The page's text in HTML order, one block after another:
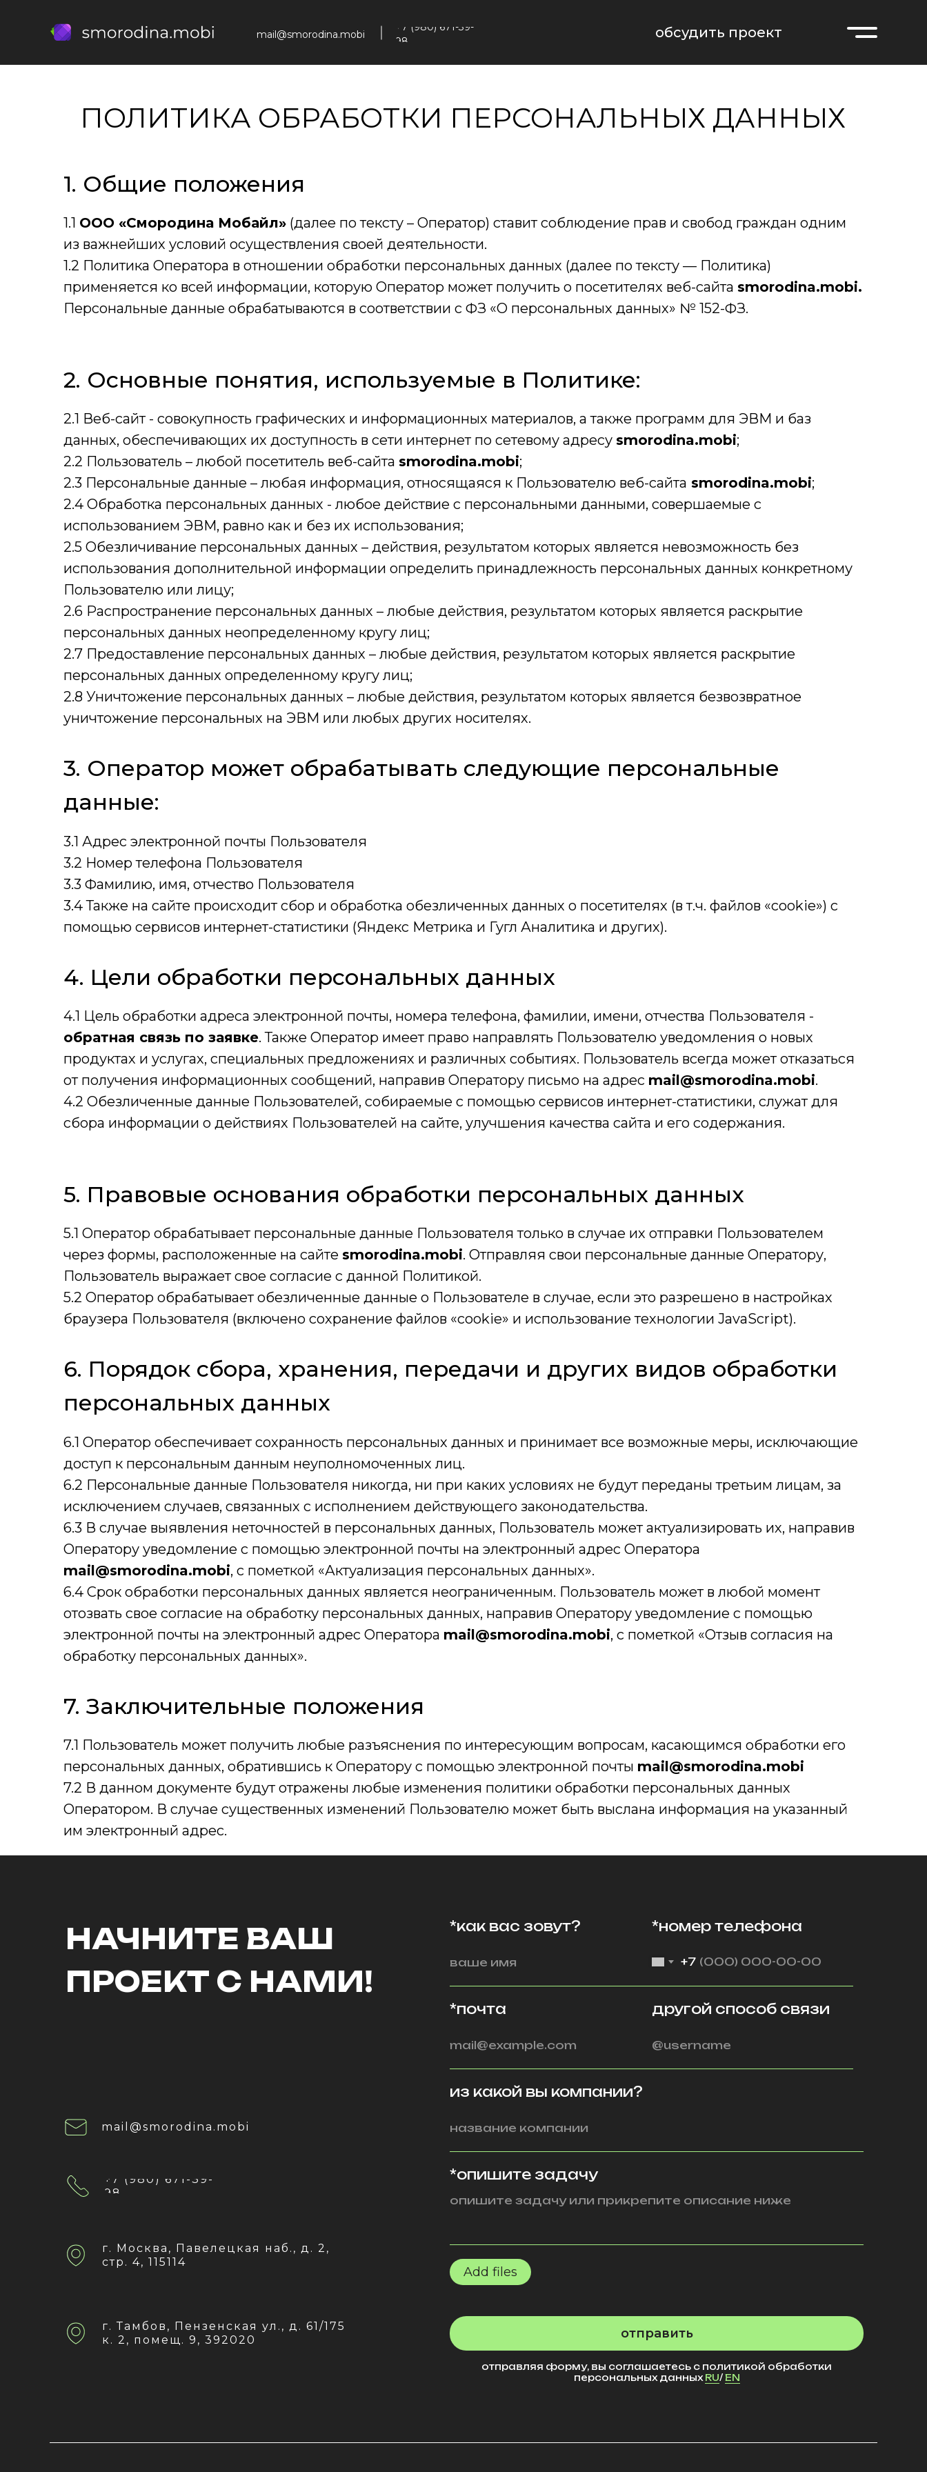
обсудить проект
+7 (980) 671-39-
98
mail@smorodina.mobi
1.1 ООО «Смородина Мобайл» (далее по тексту – Оператор) ставит соблюдение прав и свобод граждан одним
из важнейших условий осуществления своей деятельности.
1.2 Политика Оператора в отношении обработки персональных данных (далее по тексту — Политика)
применяется ко всей информации, которую Оператор может получить о посетителях веб-сайта smorodina.mobi.
Персональные данные обрабатываются в соответствии с ФЗ «О персональных данных» № 152-ФЗ.
1. Общие положения
6. Порядок сбора, хранения, передачи и других видов обработки
персональных данных
6.1 Оператор обеспечивает сохранность персональных данных и принимает все возможные меры, исключающие
доступ к персональным данным неуполномоченных лиц.
6.2 Персональные данные Пользователя никогда, ни при каких условиях не будут переданы третьим лицам, за
исключением случаев, связанных с исполнением действующего законодательства.
6.3 В случае выявления неточностей в персональных данных, Пользователь может актуализировать их, направив
Оператору уведомление с помощью электронной почты на электронный адрес Оператора
mail@smorodina.mobi, с пометкой «Актуализация персональных данных».
6.4 Срок обработки персональных данных является неограниченным. Пользователь может в любой момент
отозвать свое согласие на обработку персональных данных, направив Оператору уведомление с помощью
электронной почты на электронный адрес Оператора mail@smorodina.mobi, с пометкой «Отзыв согласия на
обработку персональных данных».
7.1 Пользователь может получить любые разъяснения по интересующим вопросам, касающимся обработки его
персональных данных, обратившись к Оператору с помощью электронной почты mail@smorodina.mobi
7.2 В данном документе будут отражены любые изменения политики обработки персональных данных
Оператором. В случае существенных изменений Пользователю может быть выслана информация на указанный
им электронный адрес.
7. Заключительные положения
5. Правовые основания обработки персональных данных
5.1 Оператор обрабатывает персональные данные Пользователя только в случае их отправки Пользователем
через формы, расположенные на сайте smorodina.mobi. Отправляя свои персональные данные Оператору,
Пользователь выражает свое согласие с данной Политикой.
5.2 Оператор обрабатывает обезличенные данные о Пользователе в случае, если это разрешено в настройках
браузера Пользователя (включено сохранение файлов «cookie» и использование технологии JavaScript).
4.1 Цель обработки адреса электронной почты, номера телефона, фамилии, имени, отчества Пользователя -
обратная связь по заявке. Также Оператор имеет право направлять Пользователю уведомления о новых
продуктах и услугах, специальных предложениях и различных событиях. Пользователь всегда может отказаться
от получения информационных сообщений, направив Оператору письмо на адрес mail@smorodina.mobi.
4.2 Обезличенные данные Пользователей, собираемые с помощью сервисов интернет-статистики, служат для
сбора информации о действиях Пользователей на сайте, улучшения качества сайта и его содержания.
4. Цели обработки персональных данных
3.1 Адрес электронной почты Пользователя
3.2 Номер телефона Пользователя
3.3 Фамилию, имя, отчество Пользователя
3.4 Также на сайте происходит сбор и обработка обезличенных данных о посетителях (в т.ч. файлов «cookie») с
помощью сервисов интернет-статистики (Яндекс Метрика и Гугл Аналитика и других).
3. Оператор может обрабатывать следующие персональные
данные:
2.1 Веб-сайт - совокупность графических и информационных материалов, а также программ для ЭВМ и баз
данных, обеспечивающих их доступность в сети интернет по сетевому адресу smorodina.mobi;
2.2 Пользователь – любой посетитель веб-сайта smorodina.mobi;
2.3 Персональные данные – любая информация, относящаяся к Пользователю веб-сайта smorodina.mobi;
2.4 Обработка персональных данных - любое действие с персональными данными, совершаемые с
использованием ЭВМ, равно как и без их использования;
2.5 Обезличивание персональных данных – действия, результатом которых является невозможность без
использования дополнительной информации определить принадлежность персональных данных конкретному
Пользователю или лицу;
2.6 Распространение персональных данных – любые действия, результатом которых является раскрытие
персональных данных неопределенному кругу лиц;
2.7 Предоставление персональных данных – любые действия, результатом которых является раскрытие
персональных данных определенному кругу лиц;
2.8 Уничтожение персональных данных – любые действия, результатом которых является безвозвратное
уничтожение персональных на ЭВМ или любых других носителях.
2. Основные понятия, используемые в Политике:
ПОЛИТИКА ОБРАБОТКИ ПЕРСОНАЛЬНЫХ ДАННЫХ
*как вас зовут? *номер телефона
+7
*почта другой способ связи
из какой вы компании?
*опишите задачу
Add files
отправить
отправляя форму, вы соглашаетесь с политикой обработки
персональных данныхRU/EN
НАЧНИТЕ ВАШ
ПРОЕКТ С НАМИ!
г. Москва, Павелецкая наб., д. 2,
стр. 4, 115114
г. Тамбов, Пензенская ул., д. 61/175
к. 2, помещ. 9, 392020
+7 (980) 671-39-
98
mail@smorodina.mobi